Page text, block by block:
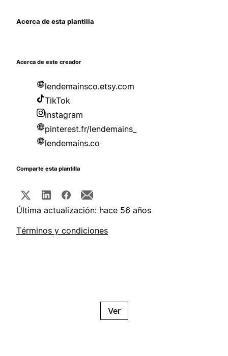
Acerca de esta plantilla
Acerca de este creador
lendemainsco.etsy.com
TikTok
Instagram
pinterest.fr/lendemains_
lendemains.co
Comparte esta plantilla
Última actualización: hace 56 años
Términos y condiciones
Ver